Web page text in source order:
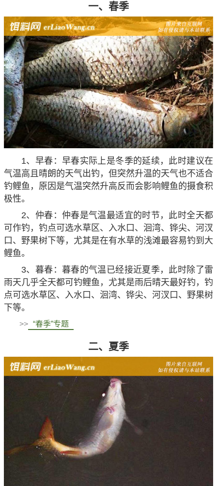
一、春季
1、早春：早春实际上是冬季的延续，此时建议在
气温高且晴朗的天气出钓，但突然升温的天气也不适合
钓鲤鱼，原因是气温突然升高反而会影响鲤鱼的摄食积
极性。
2、仲春：仲春是气温最适宜的时节，此时全天都
可作钓，钓点可选水草区、入水口、洄湾、铧尖、河汊
口、野果树下等，尤其是在有水草的浅滩最容易钓到大
鲤鱼。
3、暮春：暮春的气温已经接近夏季，此时除了雷
雨天几乎全天都可钓鲤鱼，尤其是雨后晴天最好钓，钓
点可选水草区、入水口、洄湾、铧尖、河汊口、野果树
下等。
>> “春季”专题
二、夏季